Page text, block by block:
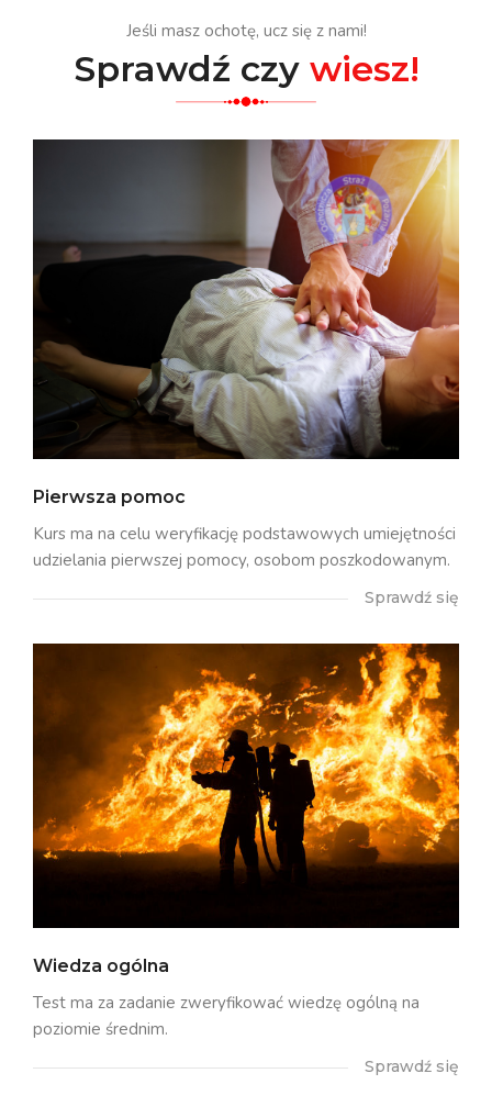
Jeśli masz ochotę, ucz się z nami!
Sprawdź czy wiesz!
Pierwsza pomoc
Kurs ma na celu weryfikację podstawowych umiejętności
udzielania pierwszej pomocy, osobom poszkodowanym.
Sprawdź się
Wiedza ogólna
Test ma za zadanie zweryfikować wiedzę ogólną na
poziomie średnim.
Sprawdź się